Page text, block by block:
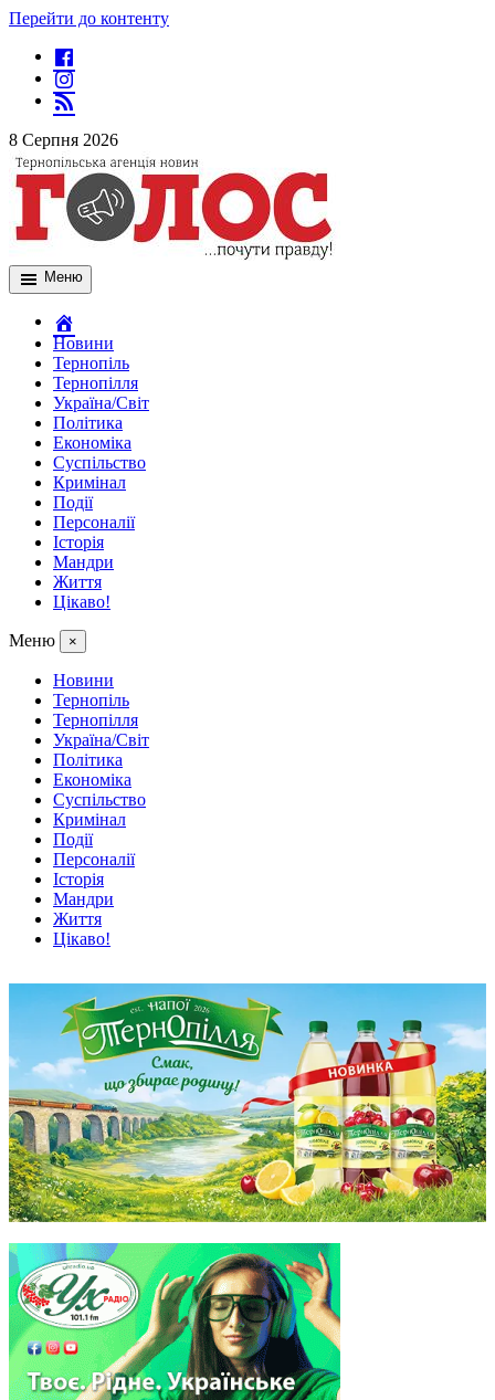
Перейти до контенту
8 Серпня 2026
Меню
Новини
Тернопіль
Тернопілля
Україна/Світ
Політика
Економіка
Суспільство
Кримінал
Події
Персоналії
Історія
Мандри
Життя
Цікаво!
Меню ×
Новини
Тернопіль
Тернопілля
Україна/Світ
Політика
Економіка
Суспільство
Кримінал
Події
Персоналії
Історія
Мандри
Життя
Цікаво!